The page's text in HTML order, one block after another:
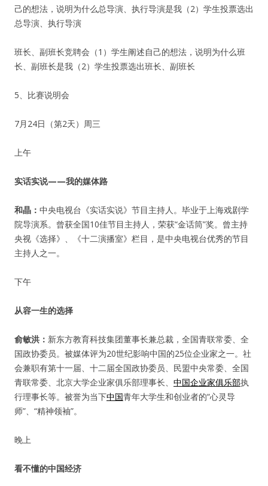
用户名或Email
密码
没帐号？注册一个
己的想法，说明为什么总导演、执行导演是我（2）学生投票选出
总导演、执行导演
班长、副班长竞聘会（1）学生阐述自己的想法，说明为什么班
长、副班长是我（2）学生投票选出班长、副班长
5、比赛说明会
7月24日（第2天）周三
上午
实话实说——我的媒体路
和晶： 中央电视台《实话实说》节目主持人。毕业于上海戏剧学
院导演系。曾获全国10佳节目主持人，荣获“金话筒”奖。曾主持
央视《选择》、《十二演播室》栏目，是中央电视台优秀的节目
主持人之一。
下午
从容一生的选择
俞敏洪： 新东方教育科技集团董事长兼总裁，全国青联常委、全
国政协委员。被媒体评为20世纪影响中国的25位企业家之一。社
会兼职有第十一届、十二届全国政协委员、民盟中央常委、全国
青联常委、北京大学企业家俱乐部理事长、 中国企业家俱乐部执
行理事长等。被誉为当下中国青年大学生和创业者的“心灵导
师”、“精神领袖”。
晚上
看不懂的中国经济